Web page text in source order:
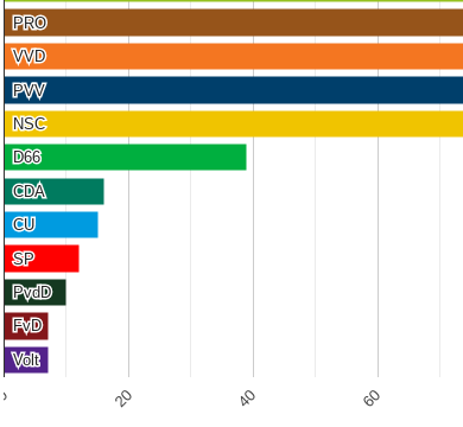
0 20 40 60
PRO
PRO
VVD
VVD
PVV
PVV
NSC
NSC
D66
D66
CDA
CDA
CU
CU
SP
SP
PvdD
PvdD
FvD
FvD
Volt
Volt